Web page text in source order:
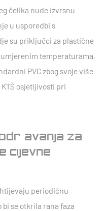
čelika nude izvrsnu
u usporedbi s
su priključci za plastične
temperaturama,
PVC zbog svoje više
osjetljivosti pri
za
cijevne
periodičnu
se otkrila rana faza